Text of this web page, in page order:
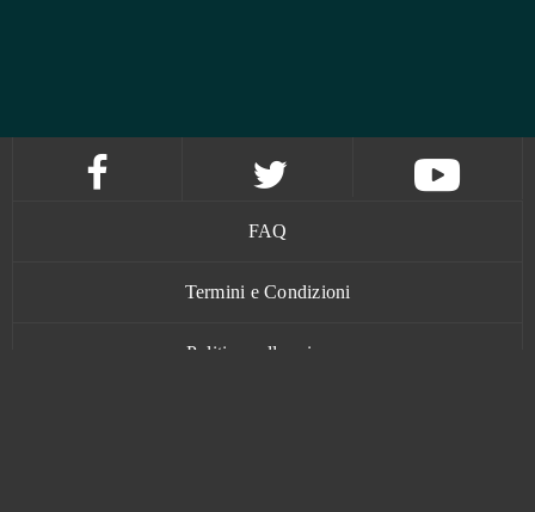
FAQ
Termini e Condizioni
Politica sulla privacy